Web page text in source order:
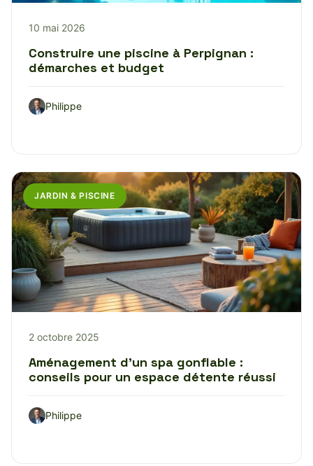
10 mai 2026
Construire une piscine à Perpignan :
démarches et budget
Philippe
JARDIN & PISCINE
2 octobre 2025
Aménagement d’un spa gonflable :
conseils pour un espace détente réussi
Philippe